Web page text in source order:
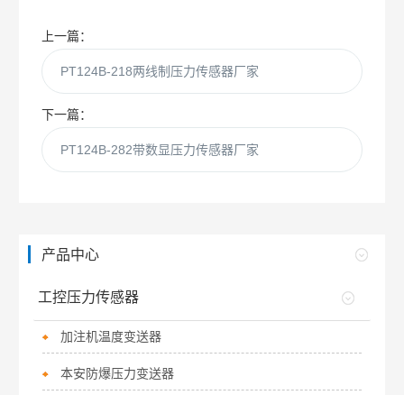
上一篇：
PT124B-218两线制压力传感器厂家
下一篇：
PT124B-282带数显压力传感器厂家
产品中心
工控压力传感器
加注机温度变送器
本安防爆压力变送器